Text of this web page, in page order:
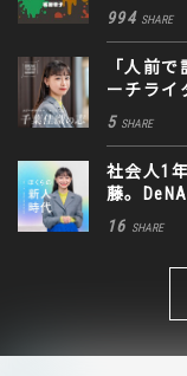
994 SHARE
「人前
ーチライ
に込めた
5 SHARE
社会人1
藤。
生きる道
16 SHARE